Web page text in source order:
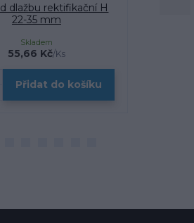
dlažbu rektifikační H
22-35 mm
55,66 Kč/Ks
Skladem
Přidat do košíku